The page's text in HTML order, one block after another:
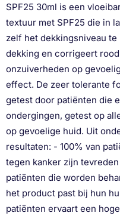
SPF25 30ml is een
textuur met SPF25 die in
zelf het dekkingsniveau te
dekking en corrigeert
onzuiverheden op
effect. De zeer tolerante
getest door patiënten die
ondergingen, getest op
op gevoelige huid. Uit
resultaten: - 100% van
tegen kanker zijn
patiënten die worden
het product past bij hun
patiënten ervaart een